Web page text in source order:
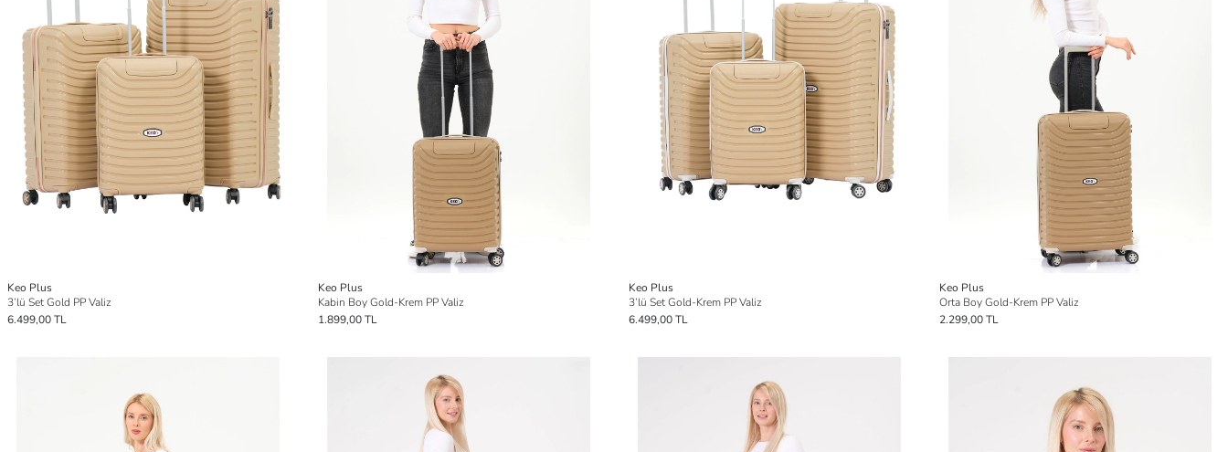
Keo Plus
3’lü Set Gold PP Valiz
6.499,00 TL
Keo Plus
Kabin Boy Gold-Krem PP Valiz
1.899,00 TL
Keo Plus
3’lü Set Gold-Krem PP Valiz
6.499,00 TL
Keo Plus
Orta Boy Gold-Krem PP Valiz
2.299,00 TL